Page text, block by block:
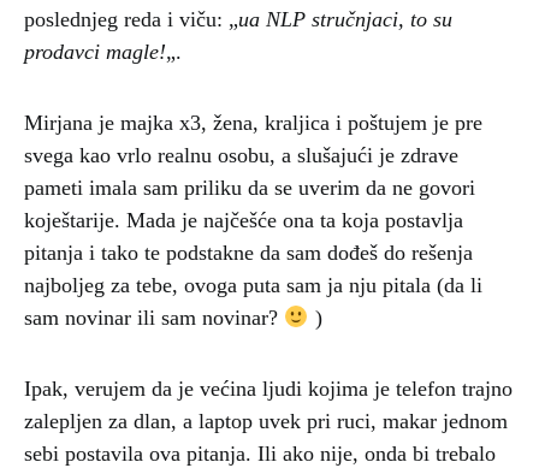
poslednjeg reda i viču: „ua NLP stručnjaci, to su
prodavci magle!„.
Mirjana je majka x3, žena, kraljica i poštujem je pre
svega kao vrlo realnu osobu, a slušajući je zdrave
pameti imala sam priliku da se uverim da ne govori
koještarije. Mada je najčešće ona ta koja postavlja
pitanja i tako te podstakne da sam dođeš do rešenja
najboljeg za tebe, ovoga puta sam ja nju pitala (da li
sam novinar ili sam novinar?
)
Ipak, verujem da je većina ljudi kojima je telefon trajno
zalepljen za dlan, a laptop uvek pri ruci, makar jednom
sebi postavila ova pitanja. Ili ako nije, onda bi trebalo